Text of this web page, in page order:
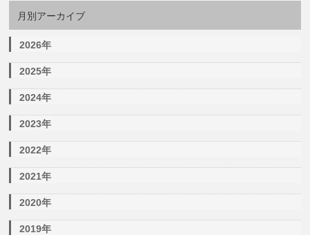
月別アーカイブ
2026年
2025年
2024年
2023年
2022年
2021年
2020年
2019年